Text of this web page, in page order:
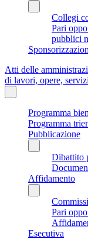
Collegi
Pari
pubblici
Atti delle
di lavori, opere,
Programma
Programma
Pubblicazione
Dibattito
Affidamento
Pari
Esecutiva